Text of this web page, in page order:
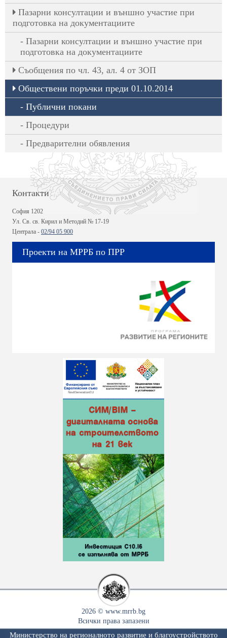
Пазарни консултации и външно участие при
подготовка на документациите
Пазарни консултации и външно участие при
подготовка на документациите
Съобщения по чл. 43, ал. 4 от ЗОП
Обществени поръчки преди 01.10.2014
Публични покани
Процедури
Предварителни обявления
Контакти
София 1202
Ул. Св. св. Кирил и Методий № 17-19
Централа - 02/94 05 900
Проекти на МРРБ по ПРР
2026 © www.mrrb.bg
Всички права запазени
Министерство на регионалното развитие и благоустройството